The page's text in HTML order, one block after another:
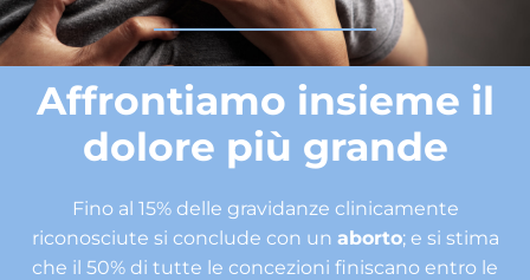
Affrontiamo insieme il
dolore più grande
Fino al 15% delle gravidanze clinicamente
riconosciute si conclude con un aborto; e si stima
che il 50% di tutte le concezioni finiscano entro le